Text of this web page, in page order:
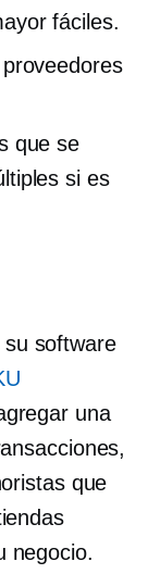
fáciles.
que se
si es
software
una
que
negocio.